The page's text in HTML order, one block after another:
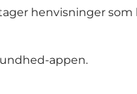
henvisninger
appen.